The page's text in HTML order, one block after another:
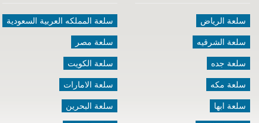
سلعة الرياض
سلعة الشرقيه
سلعة جده
سلعة مكه
سلعة ابها
سلعة المملكه العربية السعودية
سلعة مصر
سلعة الكويت
سلعة الامارات
سلعة البحرين